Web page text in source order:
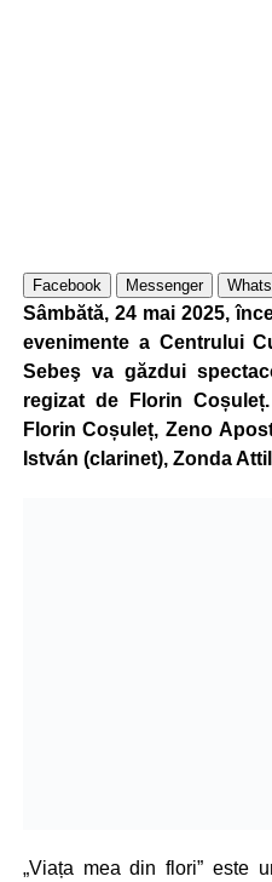
Facebook Messenger
Sâmbătă, 24 mai 2025,
evenimente a Centrului
Sebeş va găzdui
regizat de Florin
Florin Coșuleț, Zeno
István (clarinet), Zonda
„Viața mea din flori” este